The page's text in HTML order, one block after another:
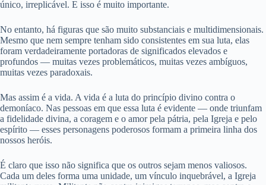
único, irreplicável. E isso é muito importante.
No entanto, há figuras que são muito substanciais e multidimensionais.
Mesmo que nem sempre tenham sido consistentes em sua luta, elas
foram verdadeiramente portadoras de significados elevados e
profundos — muitas vezes problemáticos, muitas vezes ambíguos,
muitas vezes paradoxais.
Mas assim é a vida. A vida é a luta do princípio divino contra o
demoníaco. Nas pessoas em que essa luta é evidente — onde triunfam
a fidelidade divina, a coragem e o amor pela pátria, pela Igreja e pelo
espírito — esses personagens poderosos formam a primeira linha dos
nossos heróis.
É claro que isso não significa que os outros sejam menos valiosos.
Cada um deles forma uma unidade, um vínculo inquebrável, a Igreja